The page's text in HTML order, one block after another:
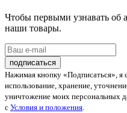
Чтобы первыми узнавать об
наши товары.
Нажимая кнопку «Подписаться», я
использование, хранение,
уничтожение моих персональных
с Условия и положения.